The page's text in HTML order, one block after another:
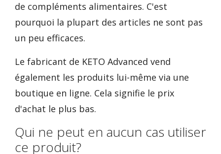
de compléments alimentaires. C'est
pourquoi la plupart des articles ne sont pas
un peu efficaces.
Le fabricant de KETO Advanced vend
également les produits lui-même via une
boutique en ligne. Cela signifie le prix
d'achat le plus bas.
Qui ne peut en aucun cas utiliser
ce produit?